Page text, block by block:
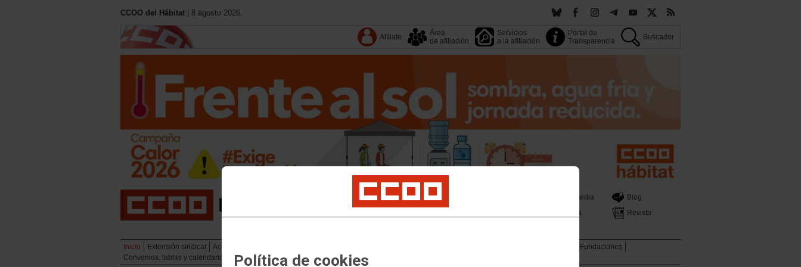
Política de cookies
CCOO del Hábitat | 8 agosto 2026.
Afíliate
Área
de afiliación
Servicios
a la afiliación
Portal de
Transparencia
Buscador
Tu organización Multimedia
Blog
Prensa
Revista
Inicio Extensión sindical Acción sindical
Fundaciones
Convenios, tablas y calendarios